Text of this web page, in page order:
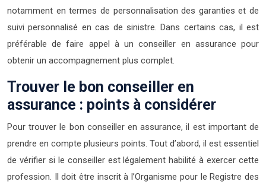
notamment en termes de personnalisation des garanties et de
suivi personnalisé en cas de sinistre. Dans certains cas, il est
préférable de faire appel à un conseiller en assurance pour
obtenir un accompagnement plus complet.
Trouver le bon conseiller en
assurance : points à considérer
Pour trouver le bon conseiller en assurance, il est important de
prendre en compte plusieurs points. Tout d’abord, il est essentiel
de vérifier si le conseiller est légalement habilité à exercer cette
profession. Il doit être inscrit à l’Organisme pour le Registre des